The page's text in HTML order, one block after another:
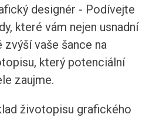
designér - Podívejte
které vám nejen usnadní
zvýší vaše šance na
který potenciální
zaujme.
životopisu grafického